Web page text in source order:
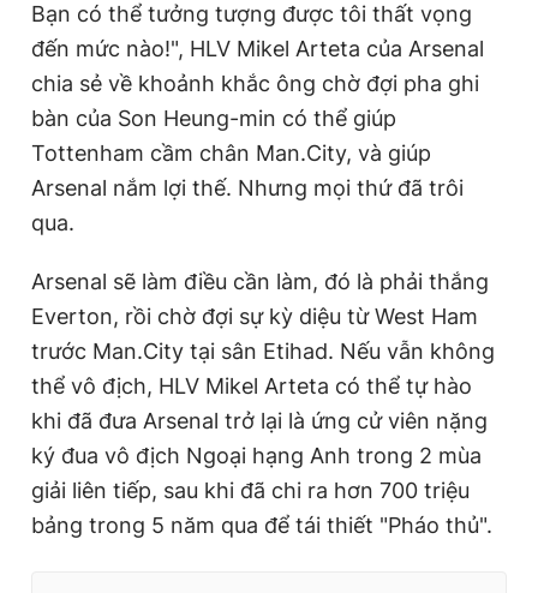
Bạn có thể tưởng tượng được tôi thất vọng
đến mức nào!", HLV Mikel Arteta của Arsenal
chia sẻ về khoảnh khắc ông chờ đợi pha ghi
bàn của Son Heung-min có thể giúp
Tottenham cầm chân Man.City, và giúp
Arsenal nắm lợi thế. Nhưng mọi thứ đã trôi
qua.
Arsenal sẽ làm điều cần làm, đó là phải thắng
Everton, rồi chờ đợi sự kỳ diệu từ West Ham
trước Man.City tại sân Etihad. Nếu vẫn không
thể vô địch, HLV Mikel Arteta có thể tự hào
khi đã đưa Arsenal trở lại là ứng cử viên nặng
ký đua vô địch Ngoại hạng Anh trong 2 mùa
giải liên tiếp, sau khi đã chi ra hơn 700 triệu
bảng trong 5 năm qua để tái thiết "Pháo thủ".